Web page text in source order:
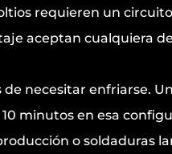
requieren un
aceptan cualquiera
necesitar enfriarse.
minutos en esa
o soldaduras